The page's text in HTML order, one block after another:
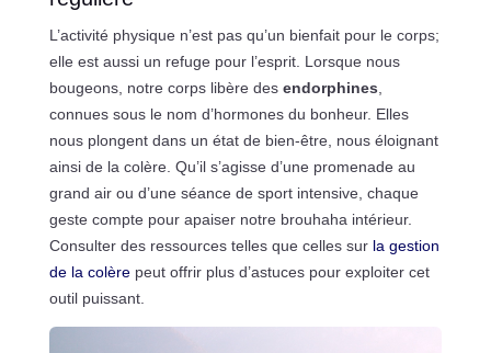
L’activité physique n’est pas qu’un bienfait pour le corps;
elle est aussi un refuge pour l’esprit. Lorsque nous
bougeons, notre corps libère des endorphines
connues sous le nom d’hormones du bonheur. Elles
nous plongent dans un état de bien-être, nous éloignant
ainsi de la colère. Qu’il s’agisse d’une promenade au
grand air ou d’une séance de sport intensive, chaque
geste compte pour apaiser notre brouhaha intérieur.
Consulter des ressources telles que celles sur la gestion
de la colèrepeut offrir plus d’astuces pour exploiter cet
outil puissant.